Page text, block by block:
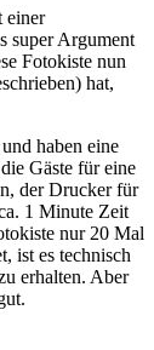
einer
super Argument
Fotokiste nun
hat,
haben eine
Gäste für eine
der Drucker für
1 Minute Zeit
nur 20 Mal
ist es technisch
erhalten. Aber